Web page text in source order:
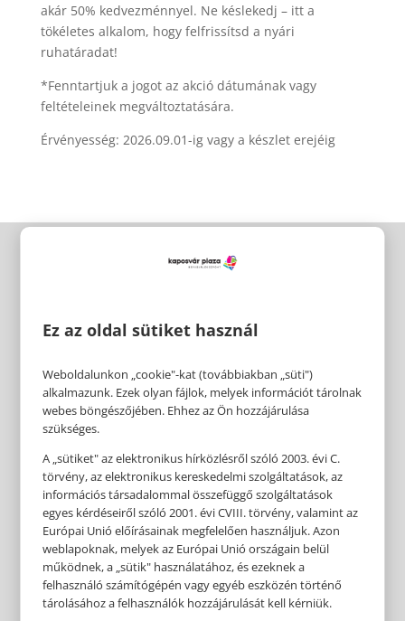
akár 50% kedvezménnyel. Ne késlekedj – itt a
tökéletes alkalom, hogy felfrissítsd a nyári
ruhatáradat!
*Fenntartjuk a jogot az akció dátumának vagy
feltételeinek megváltoztatására.
Érvényesség: 2026.09.01-ig vagy a készlet erejéig
Ez az oldal sütiket használ
Weboldalunkon „cookie"-kat (továbbiakban „süti")
alkalmazunk. Ezek olyan fájlok, melyek információt tárolnak
webes böngészőjében. Ehhez az Ön hozzájárulása
szükséges.
A „sütiket" az elektronikus hírközlésről szóló 2003. évi C.
törvény, az elektronikus kereskedelmi szolgáltatások, az
információs társadalommal összefüggő szolgáltatások
egyes kérdéseiről szóló 2001. évi CVIII. törvény, valamint az
Európai Unió előírásainak megfelelően használjuk. Azon
weblapoknak, melyek az Európai Unió országain belül
működnek, a „sütik" használatához, és ezeknek a
felhasználó számítógépén vagy egyéb eszközén történő
tárolásához a felhasználók hozzájárulását kell kérniük.